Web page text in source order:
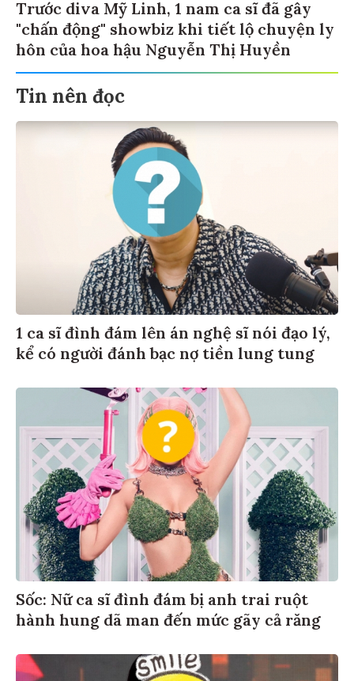
Trước diva Mỹ Linh, 1 nam ca sĩ đã gây
"chấn động" showbiz khi tiết lộ chuyện ly
hôn của hoa hậu Nguyễn Thị Huyền
Tin nên đọc
1 ca sĩ đình đám lên án nghệ sĩ nói đạo lý,
kể có người đánh bạc nợ tiền lung tung
Sốc: Nữ ca sĩ đình đám bị anh trai ruột
hành hung dã man đến mức gãy cả răng